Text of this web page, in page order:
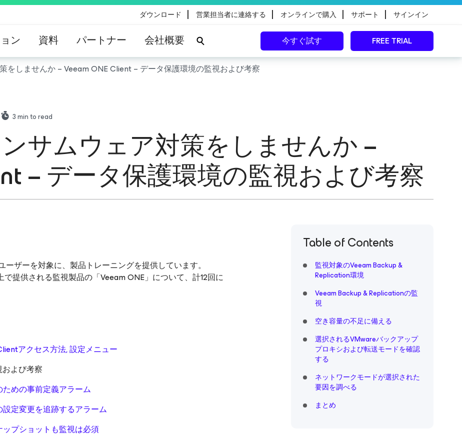
ダウンロード | 営業担当者に連絡する | オンラインで購入 | サポート | サインイン
ン 資料 パートナー 会社概要 今すぐ試す FREE TRIAL
をしませんか – Veeam ONE Client – データ保護環境の監視および考察
3min to read
サムウェア対策をしませんか –
– データ保護環境の監視および考察
ザーを対象に、製品トレーニングを提供しています。
提供される監視製品の「Veeam ONE」について、計12回に
アクセス方法, 設定メニュー
よび考察
めの事前定義アラーム
定変更を追跡するアラーム
プショットも監視は必須
Table of Contents
監視対象のVeeam Backup &
Replication環境
Veeam Backup & Replicationの監
視
空き容量の不足に備える
選択されるVMwareバックアップ
プロキシおよび転送モードを確認
する
ネットワークモードが選択された
要因を調べる
まとめ